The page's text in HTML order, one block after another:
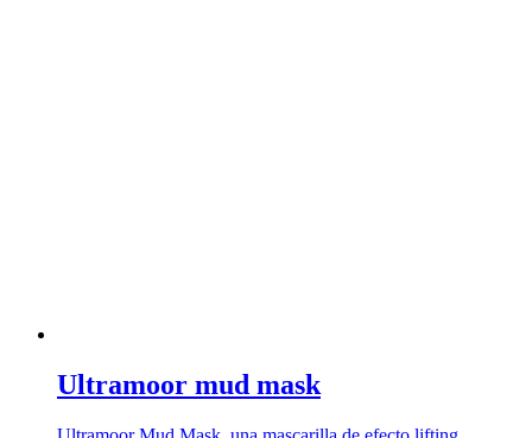
Ultramoor mud mask